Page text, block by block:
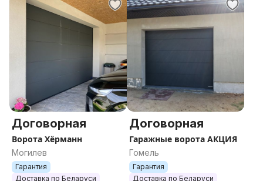
Договорная
Ворота Хёрманн
Могилев
Гарантия
Доставка по Беларуси
Договорная
Гаражные ворота АКЦИЯ
Гомель
Гарантия
Доставка по Беларуси